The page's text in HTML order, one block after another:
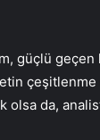
, güçlü geçen
olsa da,